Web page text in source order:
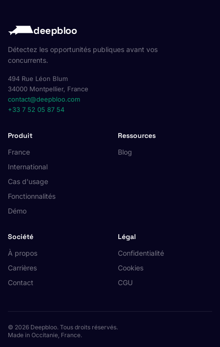
deepbloo
Détectez les opportunités publiques avant vos
concurrents.
494 Rue Léon Blum
34000 Montpellier, France
contact@deepbloo.com
+33 7 52 05 87 54
Produit
France
International
Cas d'usage
Fonctionnalités
Démo
Ressources
Blog
Société
À propos
Carrières
Contact
Légal
Confidentialité
Cookies
CGU
© 2026 Deepbloo. Tous droits réservés.
Made in Occitanie, France.